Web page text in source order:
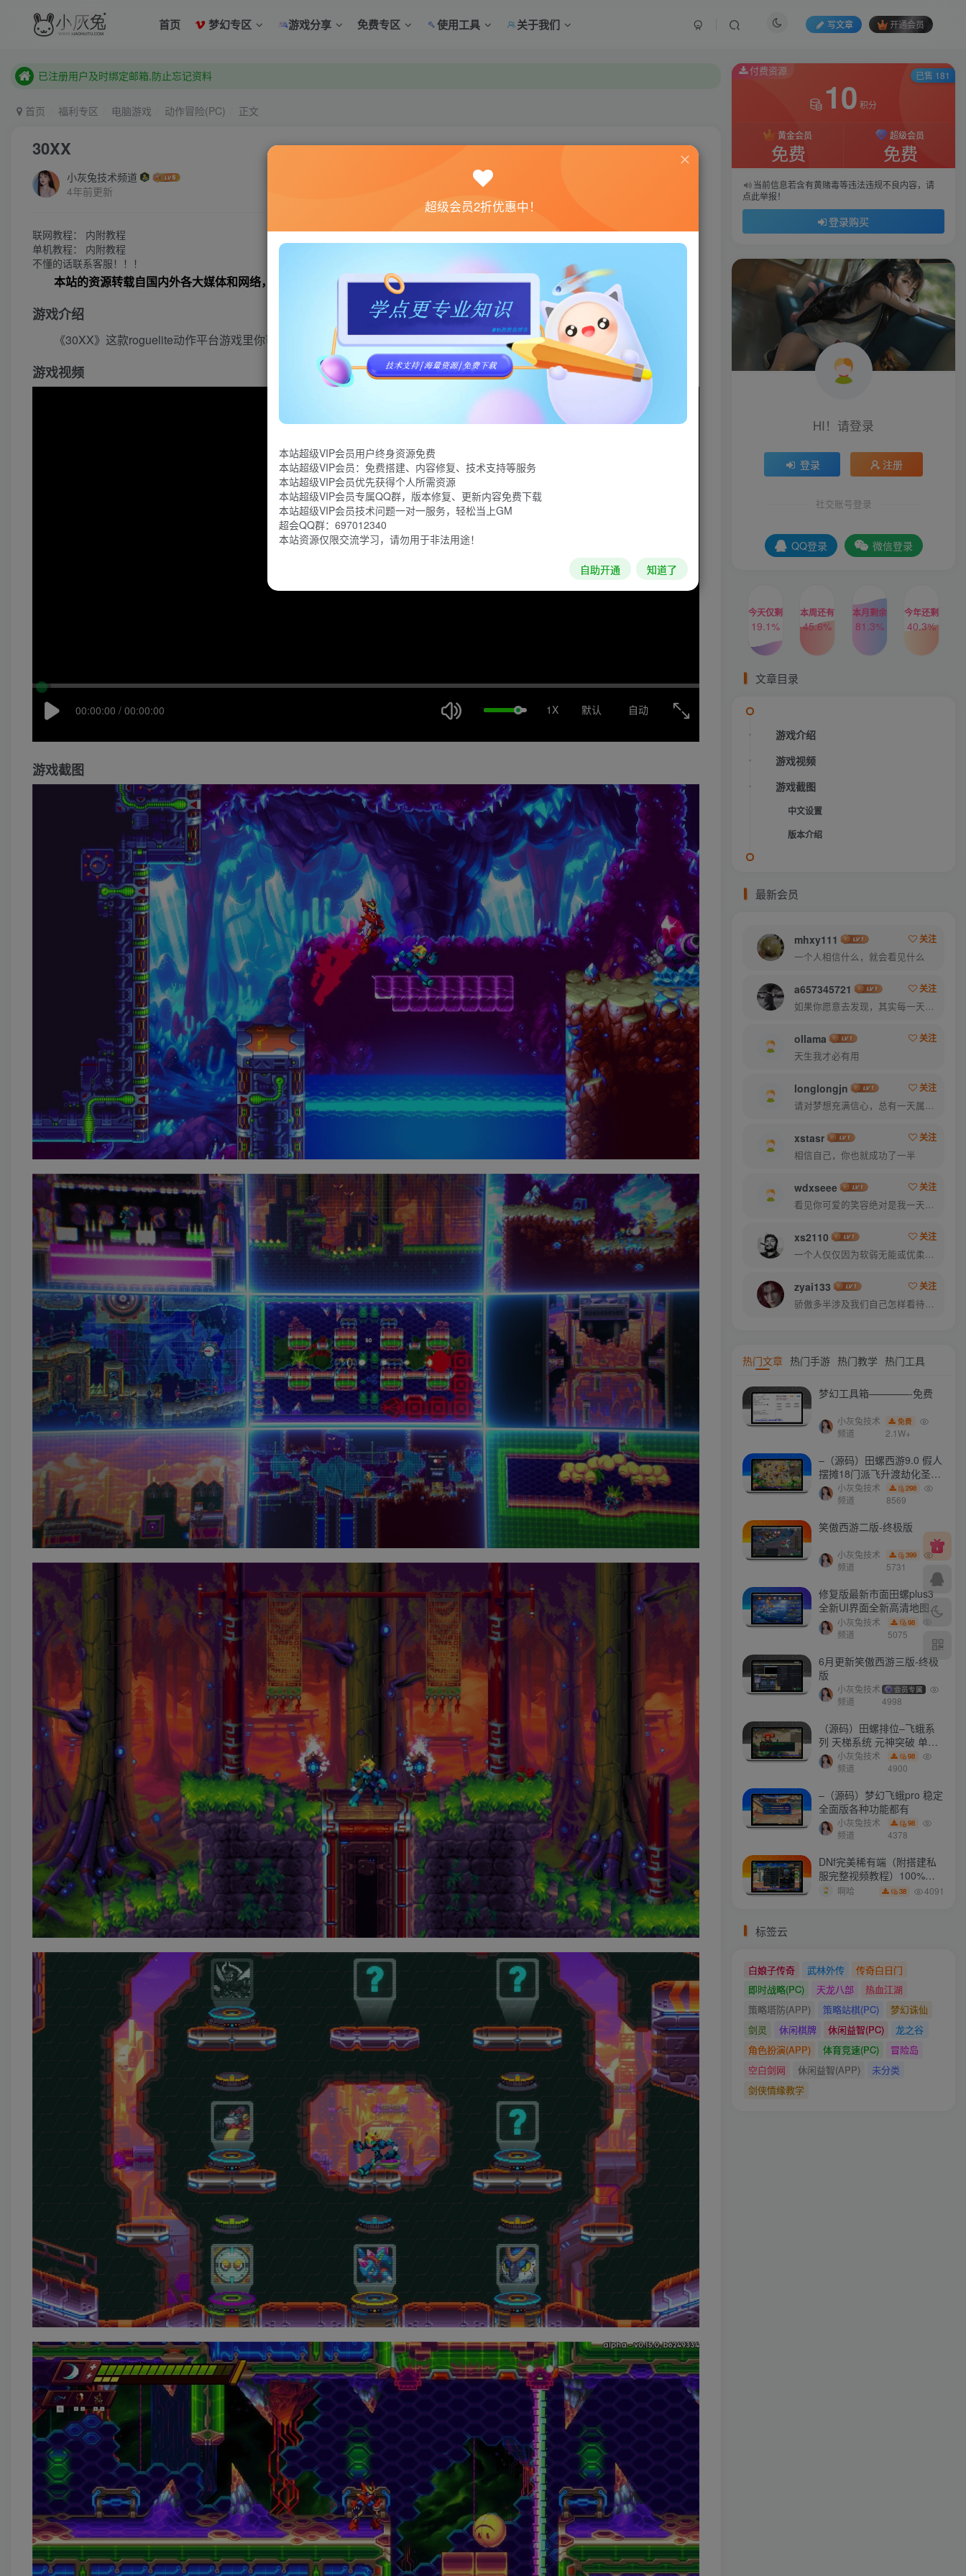
首页 梦幻专区 游戏分享 免费专区 使用工具 关于我们 写文章 开通会员
本站已开启QQ微信快速登录 ,拥有本站会员用户及时请问个人中心绑定！
本站已开启QQ微信快速登录 ,拥有本站会员用户及时请问个人中心绑定！
首页 福利专区 电脑游戏 动作冒险(PC) 正文
30XX
小灰兔技术频道
4年前更新
联网教程： 内附教程
单机教程： 内附教程
不懂的话联系客服！！！
本站的资源转载自国内外各大媒体和网络，仅供试玩体验。如果您喜欢该游戏内容，请支持正版 →→→正版购买
游戏介绍
《30XX》这款roguelite动作平台游戏里你可以与朋友一起跳跃、射击和挥砍前进！
游戏视频
自动
1X 默认
00:00:00 / 00:00:00
游戏截图
付费资源
10 积分
黄金会员
免费
超级会员
免费
当前信息若含有黄赌毒等违法违规不良内容，请
点此举报！
登录购买
已售 181
HI！请登录
登录 注册
社交账号登录
QQ登录 微信登录
今天仅剩
19.1%
本周还有
45.6%
本月剩余
81.3%
今年还剩
40.3%
文章目录
游戏介绍
游戏视频
游戏截图
中文设置
版本介绍
最新会员
mhxy111
关注
一个人相信什么，就会看见什么
a657345721
关注
如果你愿意去发现，其实每一天都很美
ollama
关注
天生我才必有用
longlongjn
关注
请对梦想充满信心，总有一天属于你的彩虹会在天空微笑
xstasr
关注
相信自己，你也就成功了一半
wdxseee
关注
看见你可爱的笑容绝对是我一天中最美好的事
xs2110
关注
一个人仅仅因为软弱无能或优柔寡断就完全可能招致痛苦
zyai133
关注
骄傲多半涉及我们自己怎样看待自己，而虚荣则涉及我们想别人怎样看我们
热门文章 热门手游 热门教学 热门工具
梦幻工具箱————-免费
小灰兔技术
频道
免费
2.1W+
–（源码）田螺西游9.0 假人
摆摊18门派飞升渡劫化圣助
战最新BB谛听….
小灰兔技术
频道
298
8569
笑傲西游二版-终极版
小灰兔技术
频道
399
5731
修复版最新市面田螺plus3
全新UI界面全新高清地图18
门派 修复了后门ggeserver
打不开
小灰兔技术
频道
98
5075
6月更新笑傲西游三版-终极
版
小灰兔技术
频道
会员专属
4998
（源码）田螺排位–飞蛾系
列 天梯系统 元神突破 单机
免费 含GM工具
小灰兔技术
频道
98
4900
–（源码）梦幻飞蛾pro 稳定
全面版各种功能都有
小灰兔技术
频道
98
4378
DNf完美稀有端（附搭建私
服完整视频教程）100%可
搭建(附完美端升级补丁)
啊哈 38 4091
标签云
白娘子传奇 武林外传
传奇白日门
即时战略(PC)
天龙八部
热血江湖
策略塔防(APP)
策略站棋(PC)
梦幻诛仙
剑灵
休闲棋牌 休闲益智(PC)
龙之谷
角色扮演(APP)
体育竞速(PC)
冒险岛
空白剑网
休闲益智(APP)
未分类
剑侠情缘教学
超级会员2折优惠中！
本站超级VIP会员用户终身资源免费
本站超级VIP会员：免费搭建、内容修复、技术支持等服务
本站超级VIP会员优先获得个人所需资源
本站超级VIP会员专属QQ群，版本修复、更新内容免费下载
本站超级VIP会员技术问题一对一服务，轻松当上GM
超会QQ群：697012340
本站资源仅限交流学习，请勿用于非法用途！
自助开通 知道了